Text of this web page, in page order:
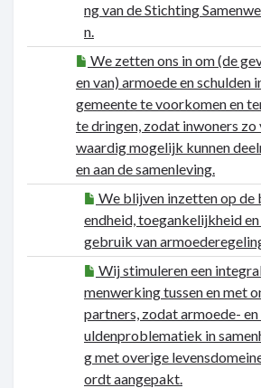
ng van de Stichting
n.
We zetten ons in om (de
en van) armoede en schulden
gemeente te voorkomen en
te dringen, zodat inwoners zo
waardig mogelijk kunnen
en aan de samenleving.
We blijven inzetten op de
endheid, toegankelijkheid
gebruik van
Wij stimuleren een
menwerking tussen en met
partners, zodat armoede- en
uldenproblematiek in
g met overige
ordt aangepakt.